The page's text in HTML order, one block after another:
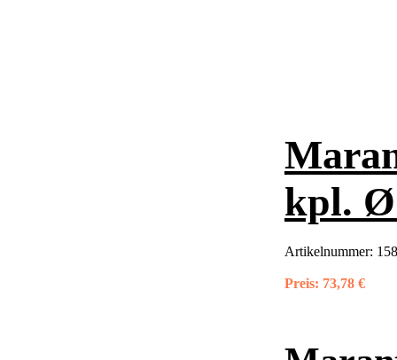
kpl. Ø
Artikelnummer:
Preis: 73,78 €